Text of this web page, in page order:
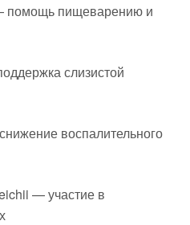
помощь пищеварению и
слизистой
воспалительного
— участие в